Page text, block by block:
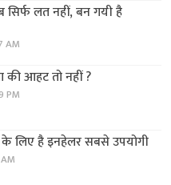
लत नहीं, बन गयी है
AM
की आहट तो नहीं ?
PM
के लिए है इनहेलर सबसे उपयोगी